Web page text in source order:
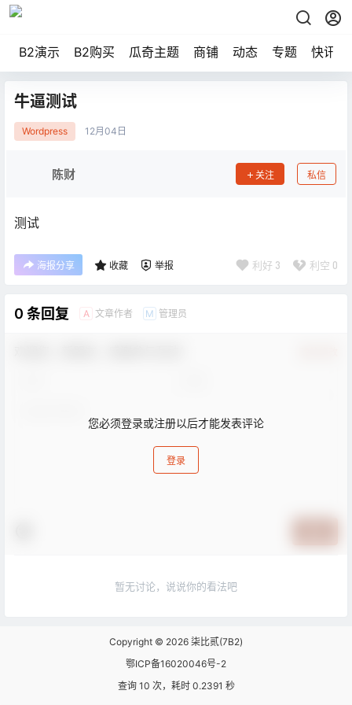
B2演示 B2购买 瓜奇主题 商铺 动态 专题 快讯
牛逼测试
Wordpress 12月 04日
陈财 关注 私信
测试
海报分享 收藏 举报 利好 3 利空 0
0 条回复 A 文章作者 M 管理员
您必须登录或注册以后才能发表评论
登录
暂无讨论，说说你的看法吧
Copyright © 2026 柒比贰(7B2)
鄂ICP备16020046号-2
查询 10 次，耗时 0.2391 秒